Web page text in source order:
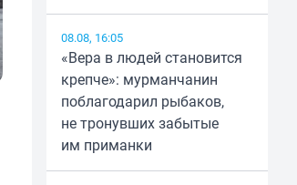
08.08, 16:05
«Вера в людей становится
крепче»: мурманчанин
поблагодарил рыбаков,
не тронувших забытые
им приманки